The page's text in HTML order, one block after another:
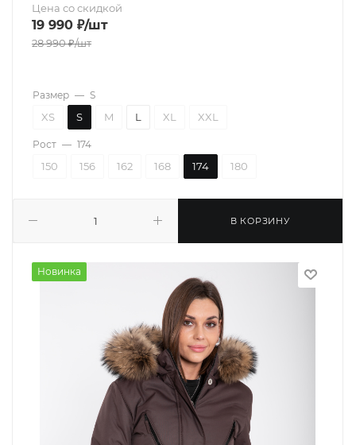
Цена со скидкой
19 990 ₽/шт
28 990₽/шт
В КОРЗИНУ
Размер — S
XS S M L XL XXL
Рост — 174
150 156 162 168 174 180
Новинка